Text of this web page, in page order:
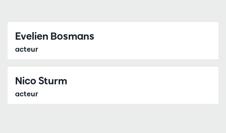
Evelien Bosmans
acteur
Nico Sturm
acteur